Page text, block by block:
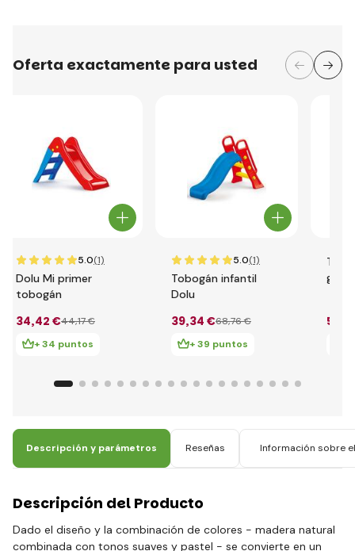
Oferta exactamente para usted
5.0(1)
Dolu Mi primer
tobogán
34,42 €44,17 €
+ 34 puntos
5.0(1)
Tobogán infantil
Dolu
39,34 €68,76 €
+ 39 puntos
59
Descripción y parámetros Reseñas Información sobre
Descripción del Producto
Dado el diseño y la combinación de colores - madera natural
combinada con tonos suaves y pastel - se convierte en un